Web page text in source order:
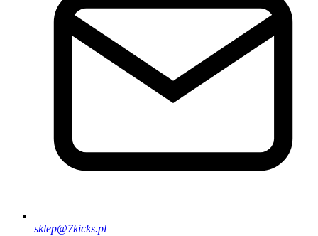
sklep@7kicks.pl